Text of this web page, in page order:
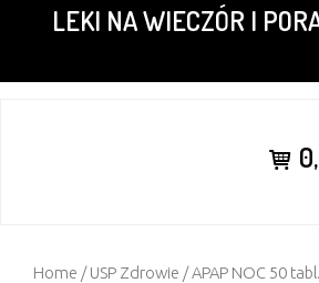
content
LEKI NA WIECZÓR I
Home /USP Zdrowie / APAP NOC 50 tabl.